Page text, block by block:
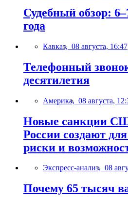
Судебный обзор:
года
Кавказ, 08 августа, 16:47
Телефонный
десятилетия
Америка, 08 августа,
Новые санкции
России создают
риски и
Экспресс-анализ, 08
Почему 65 тысяч